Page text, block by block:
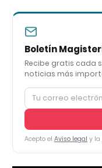
Boletín
Recibe gratis cada
noticias más
Acepto el Aviso legal y la